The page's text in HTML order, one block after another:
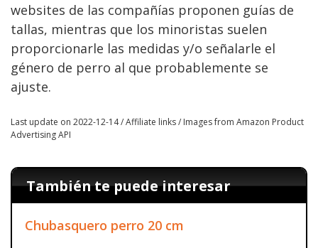
websites de las compañías proponen guías de
tallas, mientras que los minoristas suelen
proporcionarle las medidas y/o señalarle el
género de perro al que probablemente se
ajuste.
Last update on 2022-12-14 / Affiliate links / Images from Amazon Product
Advertising API
También te puede interesar
Chubasquero perro 20 cm